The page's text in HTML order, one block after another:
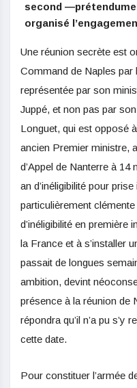
second
organisé
Une réunion secrète est
Command de Naples par
représentée par son
Juppé, et non pas par
Longuet, qui est opposé
ancien Premier ministre,
d’Appel de Nanterre à
an d’inéligibilité pour
particulièrement
d’inéligibilité en première
la France et à s’installer
passait de longues
ambition, devint
présence à la réunion de
répondra qu’il n’a pu s’y
cette date.
Pour constituer l’armée